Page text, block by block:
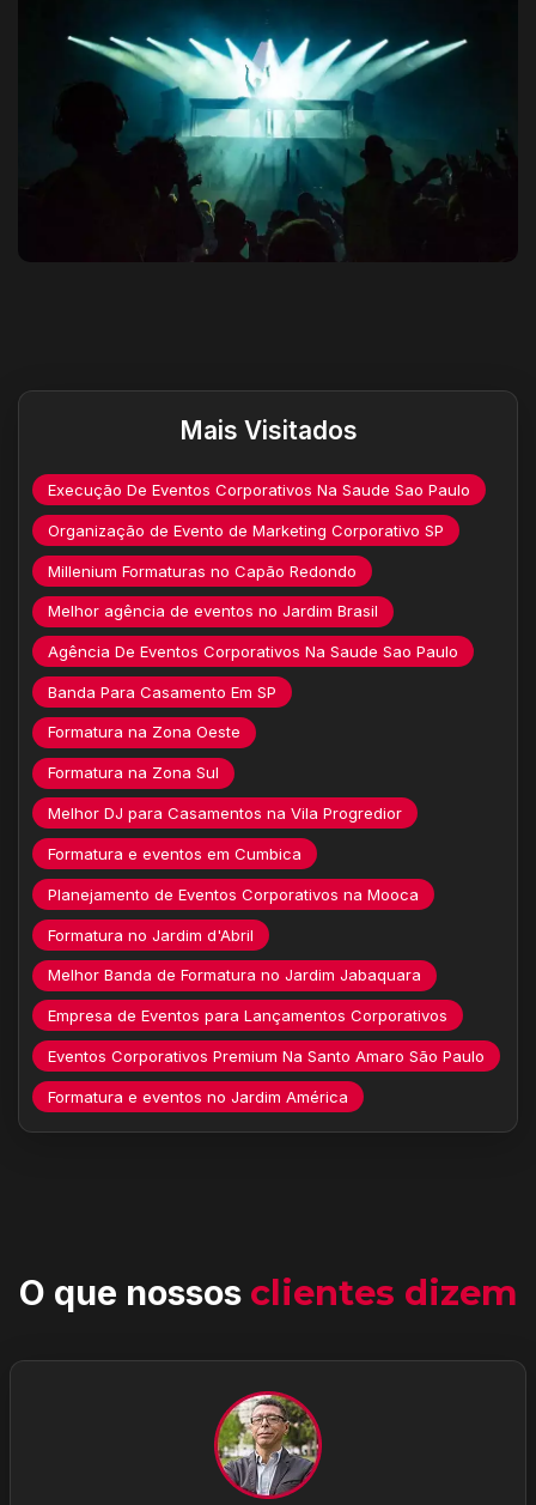
Mais Visitados
Execução De Eventos Corporativos Na Saude Sao Paulo
Organização de Evento de Marketing Corporativo SP
Millenium Formaturas no Capão Redondo
Melhor agência de eventos no Jardim Brasil
Agência De Eventos Corporativos Na Saude Sao Paulo
Banda Para Casamento Em SP
Formatura na Zona Oeste
Formatura na Zona Sul
Melhor DJ para Casamentos na Vila Progredior
Formatura e eventos em Cumbica
Planejamento de Eventos Corporativos na Mooca
Formatura no Jardim d'Abril
Melhor Banda de Formatura no Jardim Jabaquara
Empresa de Eventos para Lançamentos Corporativos
Eventos Corporativos Premium Na Santo Amaro São Paulo
Formatura e eventos no Jardim América
O que nossos clientes dizem